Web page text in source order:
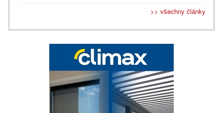
>> všechny články